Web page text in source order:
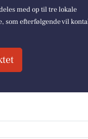
med op til tre lokale
som efterfølgende vil